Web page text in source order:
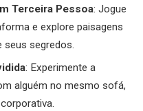
Terceira Pessoa: Jogue
e explore paisagens
seus segredos.
: Experimente a
alguém no mesmo sofá,